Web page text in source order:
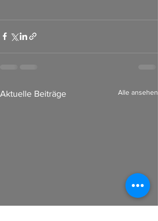
Aktuelle Beiträge Alle ansehen